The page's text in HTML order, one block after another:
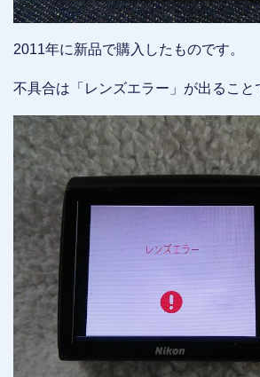
2011年に新品で購入したものです。
不具合は「レンズエラー」が出ること